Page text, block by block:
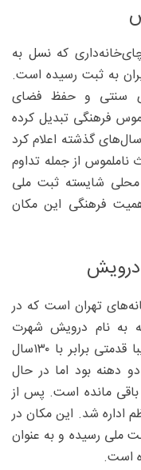
که نسل به
به ثبت رسیده است.
سنتی و حفظ فضای
فرهنگی تبدیل کرده
گذشته اعلام کرد
ناملموس از جمله تداوم
شایسته ثبت ملی
فرهنگی این مکان
درویش
تهران است که در
که به نام درویش شهرت
داشت، تاسیس شد. این قهوه‌خانه تقریبا قدمتی برابر با ۱۳۰سال
دهنه بود اما در حال
و متراژ ۲متر از آن باقی مانده است. پس از
اداره شد. این مکان در
رسیده و به عنوان
است.